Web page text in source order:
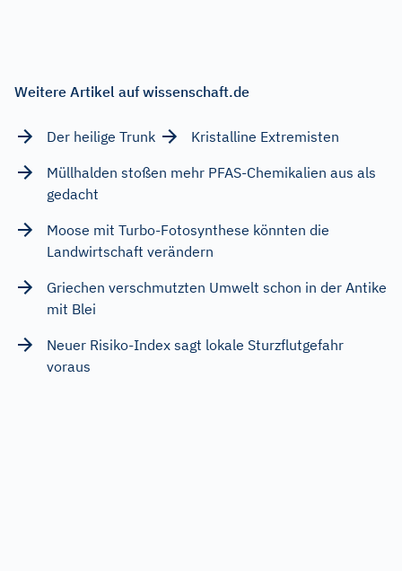
Weitere Artikel auf wissenschaft.de
Der heilige Trunk
Kristalline Extremisten
Müllhalden stoßen mehr PFAS-Chemikalien aus als
gedacht
Moose mit Turbo-Fotosynthese könnten die
Landwirtschaft verändern
Griechen verschmutzten Umwelt schon in der Antike
mit Blei
Neuer Risiko-Index sagt lokale Sturzflutgefahr
voraus